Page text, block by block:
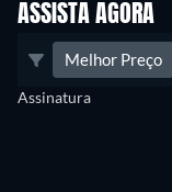
ASSISTA AGORA
Melhor Preço
Assinatura